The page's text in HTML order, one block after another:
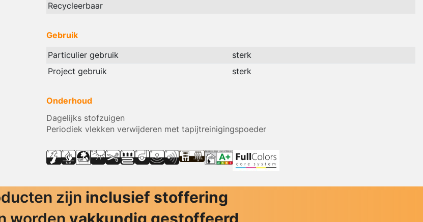
Recycleerbaar
Gebruik
Particulier gebruik
sterk
Project gebruik
sterk
Onderhoud
Dagelijks stofzuigen
Periodiek vlekken verwijderen met tapijtreinigingspoeder
zijn inclusief stoffering